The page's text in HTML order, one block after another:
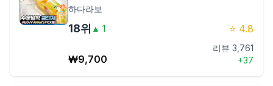
하다라보
18위 ▲ 1 ⭐ 4.8
₩9,700
리뷰 3,761
+37